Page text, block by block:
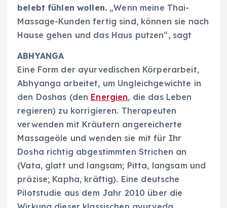
belebt fühlen wollen. „Wenn meine Thai-
Massage-Kunden fertig sind, können sie nach
Hause gehen und das Haus putzen“, sagt
ABHYANGA
Eine Form der ayurvedischen Körperarbeit,
Abhyanga arbeitet, um Ungleichgewichte in
den Doshas (den Energien, die das Leben
regieren) zu korrigieren. Therapeuten
verwenden mit Kräutern angereicherte
Massageöle und wenden sie mit für Ihr
Dosha richtig abgestimmten Strichen an
(Vata, glatt und langsam; Pitta, langsam und
präzise; Kapha, kräftig). Eine deutsche
Pilotstudie aus dem Jahr 2010 über die